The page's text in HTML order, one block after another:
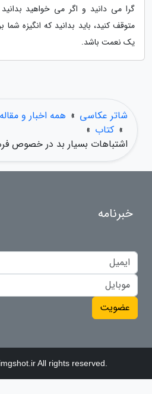
گرا می دانید و اگر می خواهید
متوقف کنید، باید بدانید که انگیزه
یک نعمت باشد.
شاتر عکاسی » همه اخبار و
» کتاب »
اشتباهات بسیار بد در خصوص
خبرنامه
عضویت
All rights reserved.